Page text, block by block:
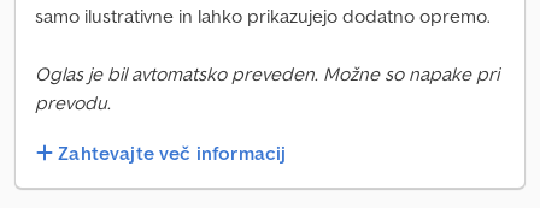
samo ilustrativne in lahko prikazujejo dodatno opremo.
Oglas je bil avtomatsko preveden. Možne so napake pri
prevodu.
Zahtevajte več informacij